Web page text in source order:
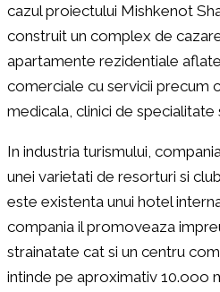
cazul proiectului Mishkenot
construit un complex de
apartamente rezidentiale
comerciale cu servicii precum
medicala, clinici de specialitate
In industria turismului,
unei varietati de resorturi si
este existenta unui hotel
compania il promoveaza
strainatate cat si un centru
intinde pe aproximativ 10.ooo